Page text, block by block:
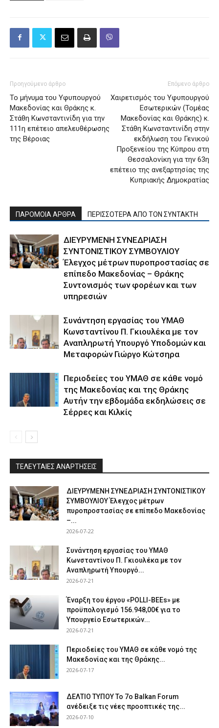
Προηγούμενο άρθρο
Το μήνυμα του Υφυπουργού
Μακεδονίας και Θράκης κ.
Στάθη Κωνσταντινίδη για την
111η επέτειο απελευθέρωσης
της Βέροιας
Επόμενο άρθρο
Χαιρετισμός του Υφυπουργού
Εσωτερικών (Τομέας
Μακεδονίας και Θράκης) κ.
Στάθη Κωνσταντινίδη στην
εκδήλωση του Γενικού
Προξενείου της Κύπρου στη
Θεσσαλονίκη για την 63η
επέτειο της ανεξαρτησίας της
Κυπριακής Δημοκρατίας
ΠΑΡΟΜΟΙΑ ΑΡΘΡΑ ΠΕΡΙΣΣΟΤΕΡΑ ΑΠΟ ΤΟΝ ΣΥΝΤΑΚΤΗ
ΔΙΕΥΡΥΜΕΝΗ ΣΥΝΕΔΡΙΑΣΗ
ΣΥΝΤΟΝΙΣΤΙΚΟΥ ΣΥΜΒΟΥΛΙΟΥ
Έλεγχος μέτρων πυροπροστασίας σε
επίπεδο Μακεδονίας – Θράκης
Συντονισμός των φορέων και των
υπηρεσιών
Συνάντηση εργασίας του ΥΜΑΘ
Κωνσταντίνου Π. Γκιουλέκα με τον
Αναπληρωτή Υπουργό Υποδομών και
Μεταφορών Γιώργο Κώτσηρα
Περιοδείες του ΥΜΑΘ σε κάθε νομό
της Μακεδονίας και της Θράκης
Αυτήν την εβδομάδα εκδηλώσεις σε
Σέρρες και Κιλκίς
ΤΕΛΕΥΤΑΙΕΣ ΑΝΑΡΤΗΣΕΙΣ
ΔΙΕΥΡΥΜΕΝΗ ΣΥΝΕΔΡΙΑΣΗ ΣΥΝΤΟΝΙΣΤΙΚΟΥ
ΣΥΜΒΟΥΛΙΟΥ Έλεγχος μέτρων
πυροπροστασίας σε επίπεδο Μακεδονίας
–...
2026-07-22
Συνάντηση εργασίας του ΥΜΑΘ
Κωνσταντίνου Π. Γκιουλέκα με τον
Αναπληρωτή Υπουργό...
2026-07-21
Έναρξη του έργου «POLLI-BEEs» με
προϋπολογισμό 156.948,00€ για το
Υπουργείο Εσωτερικών...
2026-07-21
Περιοδείες του ΥΜΑΘ σε κάθε νομό της
Μακεδονίας και της Θράκης...
2026-07-17
ΔΕΛΤΙΟ ΤΥΠΟΥ Το 7ο Balkan Forum
ανέδειξε τις νέες προοπτικές της...
2026-07-10